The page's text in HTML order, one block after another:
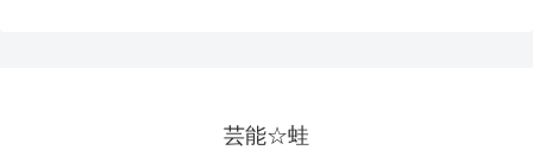
芸能☆蛙